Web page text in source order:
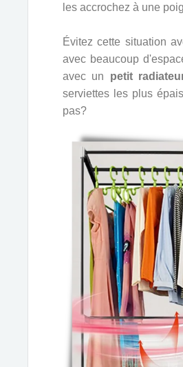
les accrochez à une
Évitez cette situation
avec beaucoup
avec un petit
serviettes les plus
pas?